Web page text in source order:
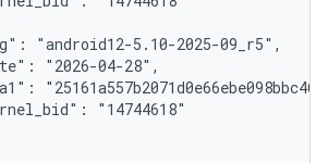
"android12-5.10-2025-09_r5",
"2026-04-28",
"14744618"